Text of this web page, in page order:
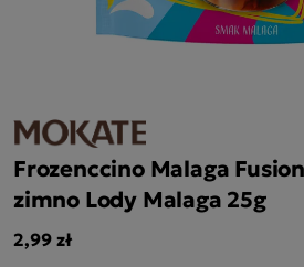
Frozenccino Malaga
zimno Lody Malaga 25g
2,99 zł